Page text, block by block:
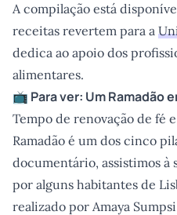
A compilação está
receitas revertem para a
dedica ao apoio dos
alimentares.
📺 Para ver: Um Ramadão
Tempo de renovação de fé
Ramadão é um dos cinco
documentário, assistimos à
por alguns habitantes de
realizado por Amaya